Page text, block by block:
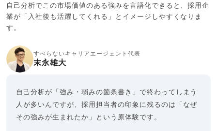
自己分析でこの市場価値のある強みを言語化できると、採用企
業が「入社後も活躍してくれる」とイメージしやすくなりま
す。
すべらないキャリアエージェント代表
末永雄大
自己分析が「強み・弱みの箇条書き」で終わってしまう
人が多いんですが、採用担当者の印象に残るのは「なぜ
その強みが生まれたか」という原体験です。